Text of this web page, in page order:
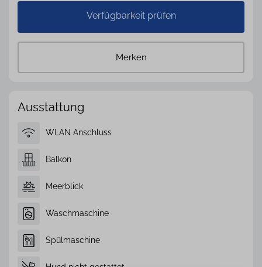
Verfügbarkeit prüfen
Merken
Ausstattung
WLAN Anschluss
Balkon
Meerblick
Waschmaschine
Spülmaschine